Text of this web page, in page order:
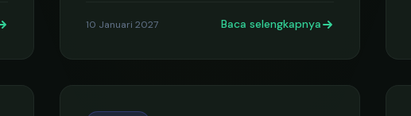
10 Januari 2027 Baca selengkapnya